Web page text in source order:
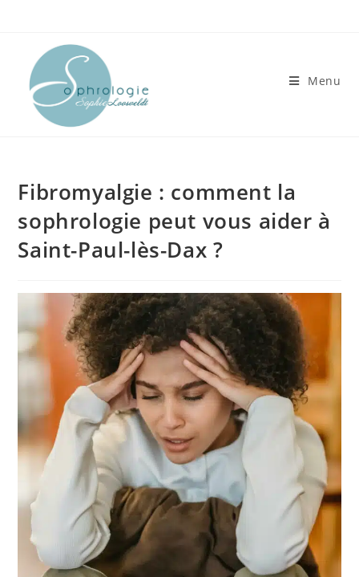
Menu
Fibromyalgie : comment la
sophrologie peut vous aider à
Saint-Paul-lès-Dax ?